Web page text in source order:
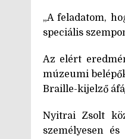
„A feladatom,
speciális
Az elért
múzeumi
Braille-kijelző
Nyitrai Zsolt
személyesen